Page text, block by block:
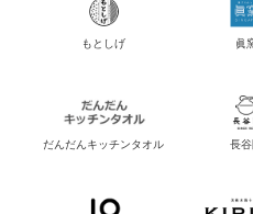
もとしげ 眞
だんだんキッチンタオル 長谷